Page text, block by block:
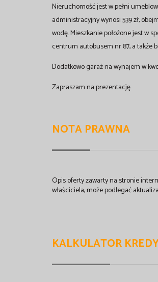
Nieruchomość jest w pełni
administracyjny wynosi 539 zł,
wodę. Mieszkanie położone jest w
centrum autobusem nr 87, a także
Dodatkowo garaż na wynajem w
Zapraszam na prezentację
NOTA PRAWNA
Opis oferty zawarty na stronie
właściciela, może podlegać
KALKULATOR